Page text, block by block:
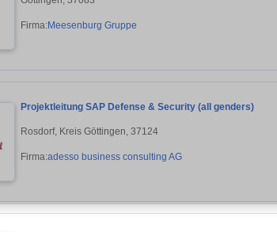
Firma:Meesenburg Gruppe
Projektleitung SAP Defense & Security (all genders)
Rosdorf, Kreis Göttingen, 37124
Firma:adesso business consulting AG